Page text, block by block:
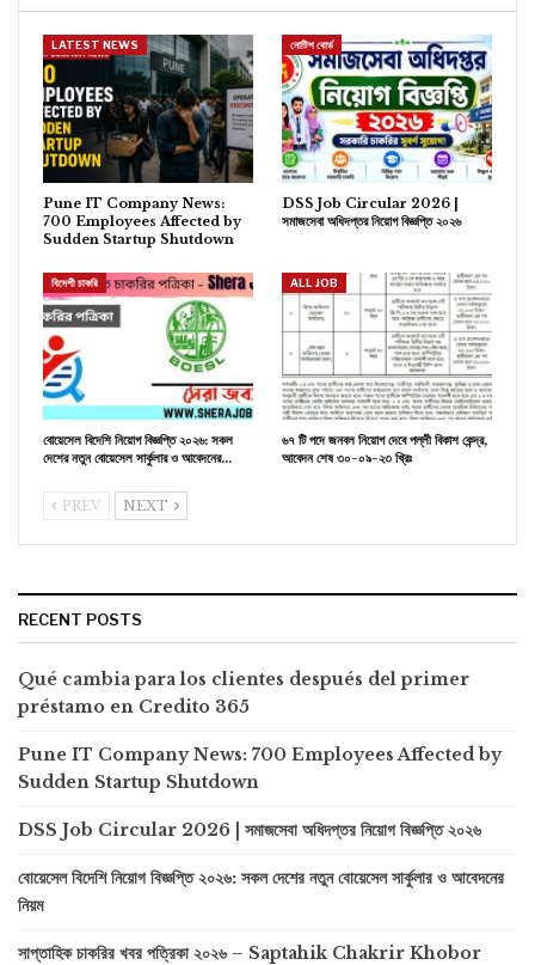
LATEST NEWS
Pune IT Company News:
700 Employees Affected by
Sudden Startup Shutdown
নোটিশ বোর্ড
DSS Job Circular 2026 |
সমাজসেবা অধিদপ্তর নিয়োগ বিজ্ঞপ্তি ২০২৬
বিদেশী চাকরি
বোয়েসেল বিদেশি নিয়োগ বিজ্ঞপ্তি ২০২৬: সকল
দেশের নতুন বোয়েসেল সার্কুলার ও আবেদনের…
ALL JOB
৬৭ টি পদে জনবল নিয়োগ দেবে পল্লী বিকাশ কেন্দ্র,
আবেদন শেষ ৩০-০৯-২৩ খ্রিঃ
PREV NEXT
RECENT POSTS
Qué cambia para los clientes después del primer
préstamo en Credito 365
Pune IT Company News: 700 Employees Affected by
Sudden Startup Shutdown
DSS Job Circular 2026 | সমাজসেবা অধিদপ্তর নিয়োগ বিজ্ঞপ্তি ২০২৬
বোয়েসেল বিদেশি নিয়োগ বিজ্ঞপ্তি ২০২৬: সকল দেশের নতুন বোয়েসেল সার্কুলার ও আবেদনের
নিয়ম
সাপ্তাহিক চাকরির খবর পত্রিকা ২০২৬ – Saptahik Chakrir Khobor